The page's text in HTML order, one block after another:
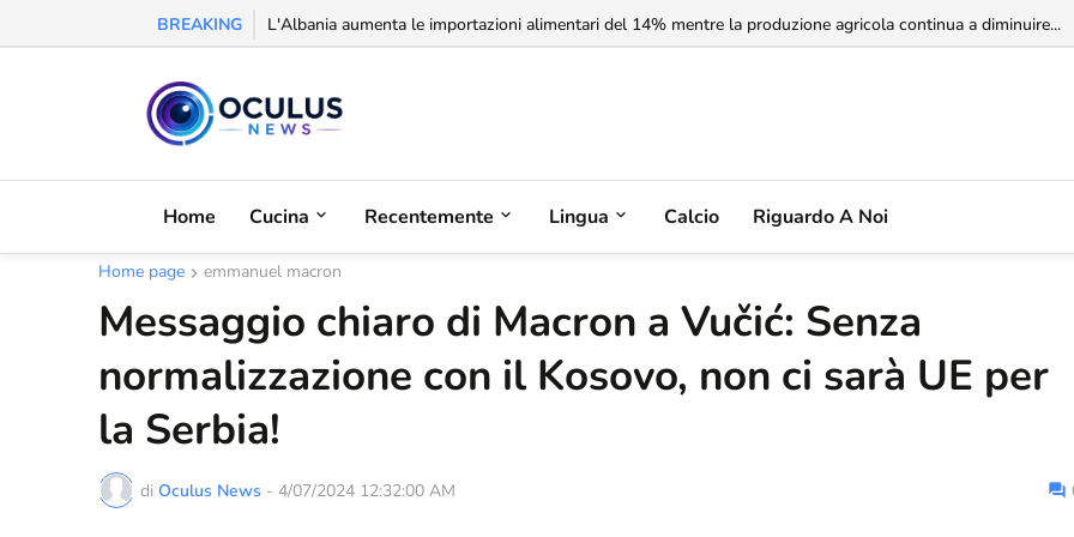
BREAKING L'Albania aumenta le importazioni alimentari del 14% mentre la produzione agricola continua a diminuire...
Home Cucina Recentemente Lingua Calcio Riguardo A Noi
Home page emmanuel macron
Messaggio chiaro di Macron a Vučić: Senza
normalizzazione con il Kosovo, non ci sarà UE per
la Serbia!
di Oculus News - 4/07/2024 12:32:00 AM